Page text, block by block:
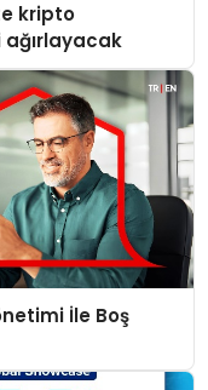
kripto
İle Boş